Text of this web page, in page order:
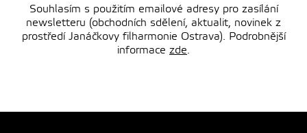
Souhlasím s použitím emailové adresy pro zasílání
newsletteru (obchodních sdělení, aktualit, novinek z
prostředí Janáčkovy filharmonie Ostrava). Podrobnější
informace zde.